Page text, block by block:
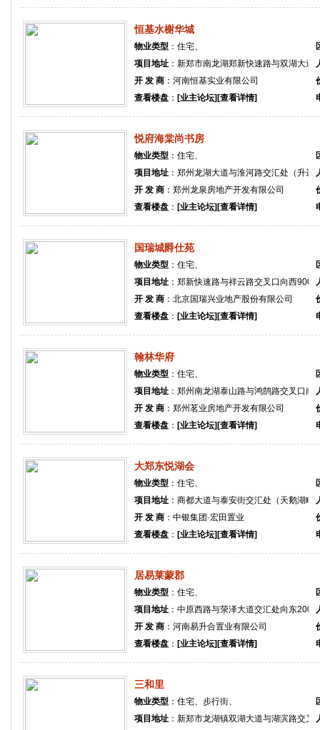
恒基水榭华城
物业类型 ：住宅、
项目地址 ：新郑市南龙湖郑新快速路与双湖大道
开 发 商 ：河南恒基实业有限公司
查看楼盘 ： [业主论坛] [查看详情]
悦府海棠尚书房
物业类型 ：住宅、
项目地址 ：郑州龙湖大道与淮河路交汇处（升达
开 发 商 ：郑州龙泉房地产开发有限公司
查看楼盘 ： [业主论坛] [查看详情]
国瑞城爵仕苑
物业类型 ：住宅、
项目地址 ：郑新快速路与祥云路交叉口向西900
开 发 商 ：北京国瑞兴业地产股份有限公司
查看楼盘 ： [业主论坛] [查看详情]
翰林华府
物业类型 ：住宅、
项目地址 ：郑州南龙湖泰山路与鸿鹄路交叉口南
开 发 商 ：郑州茗业房地产开发有限公司
查看楼盘 ： [业主论坛] [查看详情]
大郑东悦湖会
物业类型 ：住宅、
项目地址 ：商都大道与泰安街交汇处（天鹅湖畔
开 发 商 ：中银集团·宏田置业
查看楼盘 ： [业主论坛] [查看详情]
居易莱蒙郡
物业类型 ：住宅、
项目地址 ：中原西路与荥泽大道交汇处向东200
开 发 商 ：河南易升合置业有限公司
查看楼盘 ： [业主论坛] [查看详情]
三和里
物业类型 ：住宅、步行街、
项目地址 ：新郑市龙湖镇双湖大道与湖滨路交叉